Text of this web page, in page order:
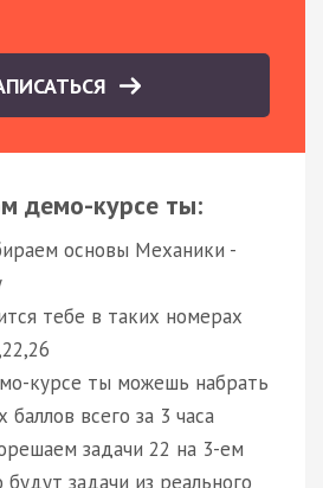
демо-курсе ты:
основы Механики -
тебе в таких номерах
курсе ты можешь набрать
баллов всего за 3 часа
задачи 22 на 3-ем
будут задачи из реального